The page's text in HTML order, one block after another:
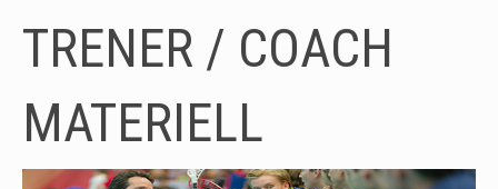
TRENER / COACH
MATERIELL